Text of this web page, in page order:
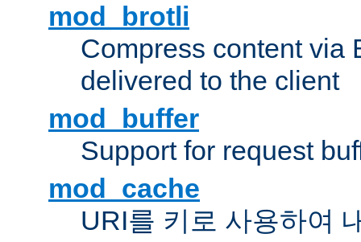
mod_brotli
Compress content via
delivered to the client
mod_buffer
Support for request
mod_cache
URI를 키로 사용하여